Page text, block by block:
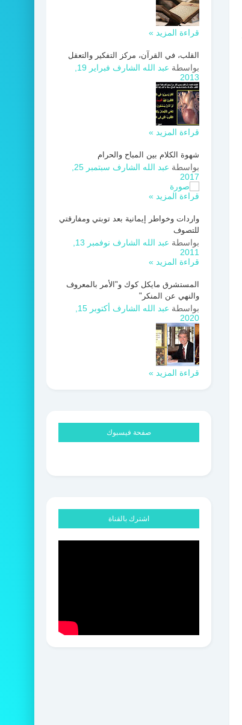
قراءة المزيد »
القلب، في القرآن، مركز التفكير والتعقل
بواسطة عبد الله الشارف
2013
قراءة المزيد »
شهوة الكلام بين المباح والحرام
بواسطة عبد الله الشارف
2017
قراءة المزيد »
واردات وخواطر إيمانية بعد توبتي ومفارقتي
للتصوف
بواسطة عبد الله الشارف
2011
قراءة المزيد »
المستشرق مايكل كوك و"الأمر بالمعروف
والنهي عن المنكر"
بواسطة عبد الله الشارف
2020
قراءة المزيد »
صفحة فيسبوك
اشترك بالقناة